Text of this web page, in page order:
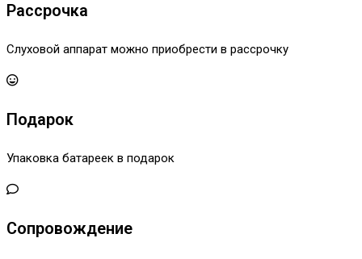
Рассрочка
Слуховой аппарат можно приобрести в рассрочку
Подарок
Упаковка батареек в подарок
Сопровождение